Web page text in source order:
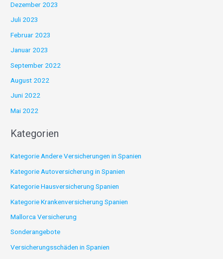
Dezember 2023
Juli 2023
Februar 2023
Januar 2023
September 2022
August 2022
Juni 2022
Mai 2022
Kategorien
Kategorie Andere Versicherungen in Spanien
Kategorie Autoversicherung in Spanien
Kategorie Hausversicherung Spanien
Kategorie Krankenversicherung Spanien
Mallorca Versicherung
Sonderangebote
Versicherungsschäden in Spanien